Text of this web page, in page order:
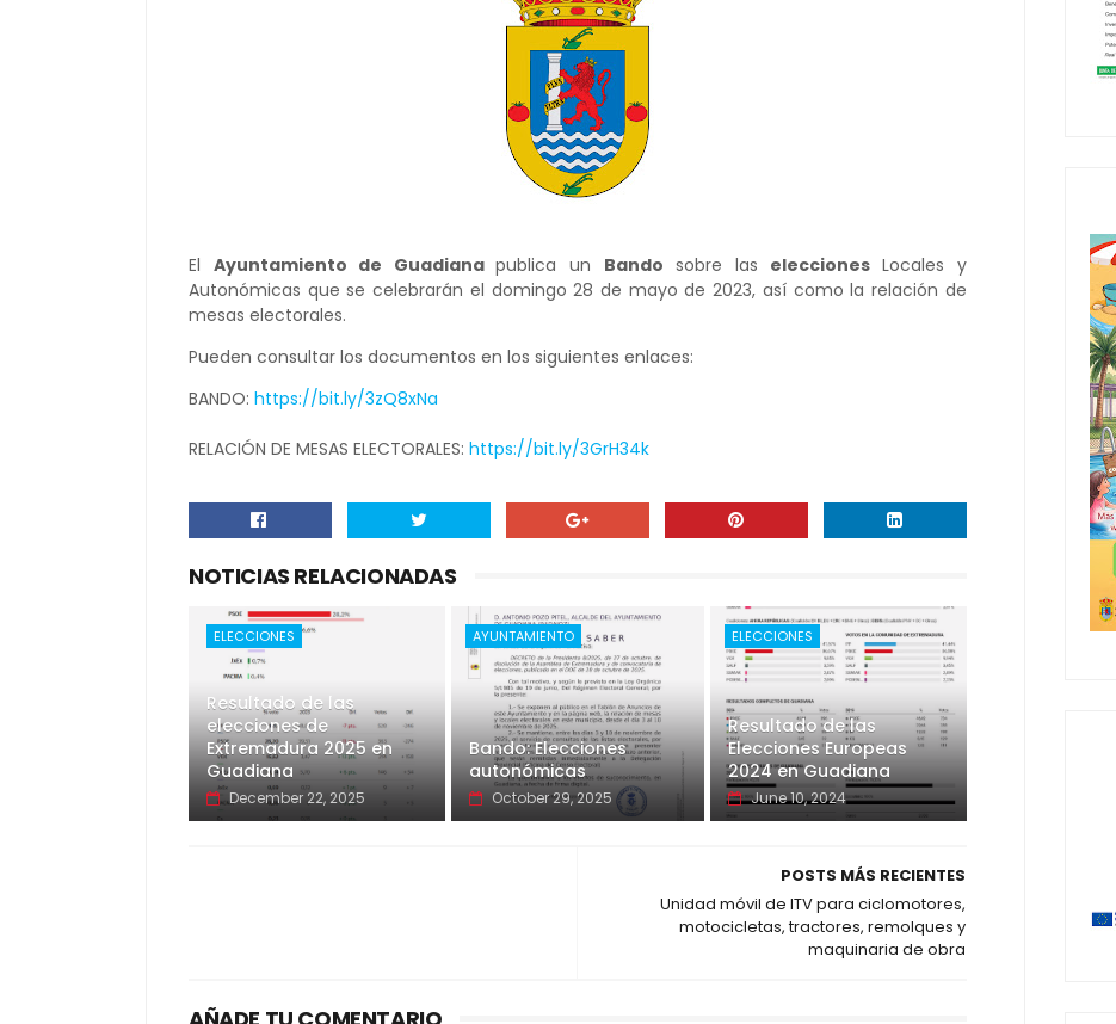
El Ayuntamiento de Guadianapublica un Bando sobre las eleccionesLocales y
Autonómicas que se celebrarán el domingo 28 de mayo de 2023, así como la relación de
mesas electorales.
Pueden consultar los documentos en los siguientes enlaces:
BANDO: https://bit.ly/3zQ8xNa
RELACIÓN DE MESAS ELECTORALES: https://bit.ly/3GrH34k
NOTICIAS RELACIONADAS
ELECCIONES
Resultado de las
elecciones de
Extremadura 2025 en
Guadiana
December 22, 2025
AYUNTAMIENTO
Bando: Elecciones
autonómicas
October 29, 2025
ELECCIONES
Resultado de las
Elecciones Europeas
2024 en Guadiana
June 10, 2024
POSTS MÁS RECIENTES
Unidad móvil de ITV para ciclomotores,
motocicletas, tractores, remolques y
maquinaria de obra